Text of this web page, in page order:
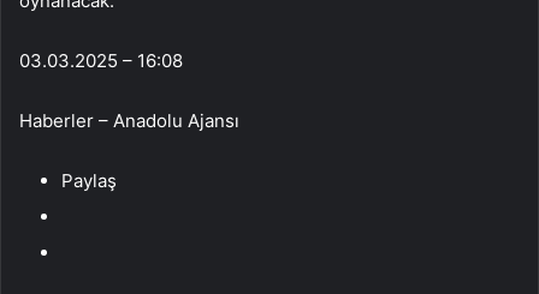
03.03.2025 – 16:08
Haberler – Anadolu Ajansı
Paylaş